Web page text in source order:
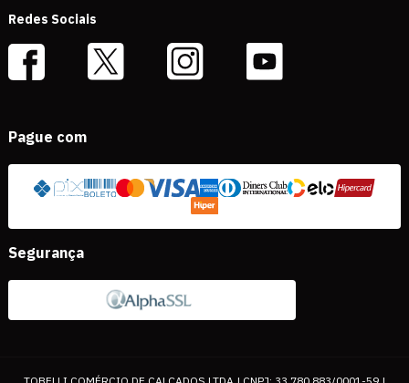
Redes Sociais
Pague com
Segurança